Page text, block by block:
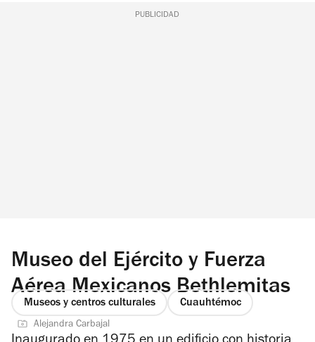
PUBLICIDAD
Museo del Ejército y Fuerza
Aérea Mexicanos Bethlemitas
Museos y centros culturales Cuauhtémoc
Alejandra Carbajal